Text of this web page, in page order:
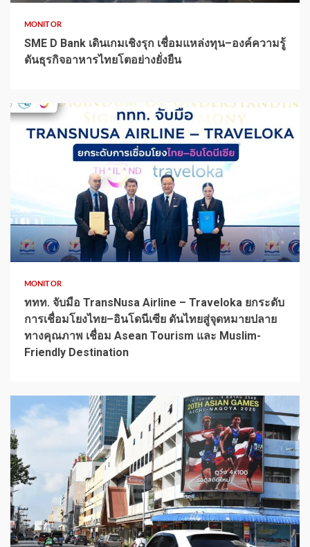
MONITOR
SME D Bank เดินเกมเชิงรุก เชื่อมแหล่งทุน–องค์ความรู้
ดันธุรกิจอาหารไทยโตอย่างยั่งยืน
1 min read
MONITOR
ททท. จับมือ TransNusa Airline – Traveloka ยกระดับ
การเชื่อมโยงไทย–อินโดนีเซีย ดันไทยสู่จุดหมายปลาย
ทางคุณภาพ เชื่อม Asean Tourism และ Muslim-
Friendly Destination
1 min read